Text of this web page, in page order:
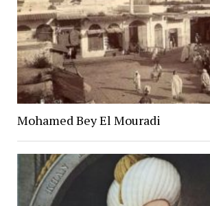
Mohamed Bey El Mouradi